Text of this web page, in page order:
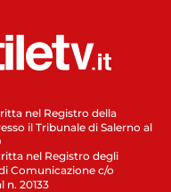
nel Registro della
il Tribunale di Salerno al
nel Registro degli
Comunicazione c/o
n. 20133